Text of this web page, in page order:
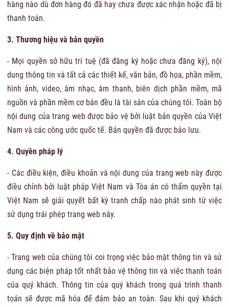
hàng nào dù đơn hàng đó đã hay chưa được xác nhận hoặc đã bị
thanh toán.
3. Thương hiệu và bản quyền
- Mọi quyền sở hữu trí tuệ (đã đăng ký hoặc chưa đăng ký), nội
dung thông tin và tất cả các thiết kế, văn bản, đồ họa, phần mềm,
hình ảnh, video, âm nhạc, âm thanh, biên dịch phần mềm, mã
nguồn và phần mềm cơ bản đều là tài sản của chúng tôi. Toàn bộ
nội dung của trang web được bảo vệ bởi luật bản quyền của Việt
Nam và các công ước quốc tế. Bản quyền đã được bảo lưu.
4. Quyền pháp lý
- Các điều kiện, điều khoản và nội dung của trang web này được
điều chỉnh bởi luật pháp Việt Nam và Tòa án có thẩm quyền tại
Việt Nam sẽ giải quyết bất kỳ tranh chấp nào phát sinh từ việc
sử dụng trái phép trang web này.
5. Quy định về bảo mật
- Trang web của chúng tôi coi trọng việc bảo mật thông tin và sử
dụng các biện pháp tốt nhất bảo vệ thông tin và việc thanh toán
của quý khách. Thông tin của quý khách trong quá trình thanh
toán sẽ được mã hóa để đảm bảo an toàn. Sau khi quý khách